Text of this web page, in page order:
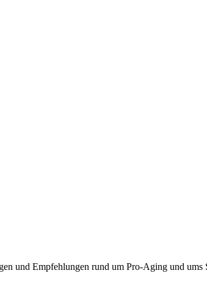
und Empfehlungen rund um Pro-Aging und ums